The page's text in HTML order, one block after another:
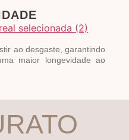
ao desgaste, garantindo
maior longevidade ao